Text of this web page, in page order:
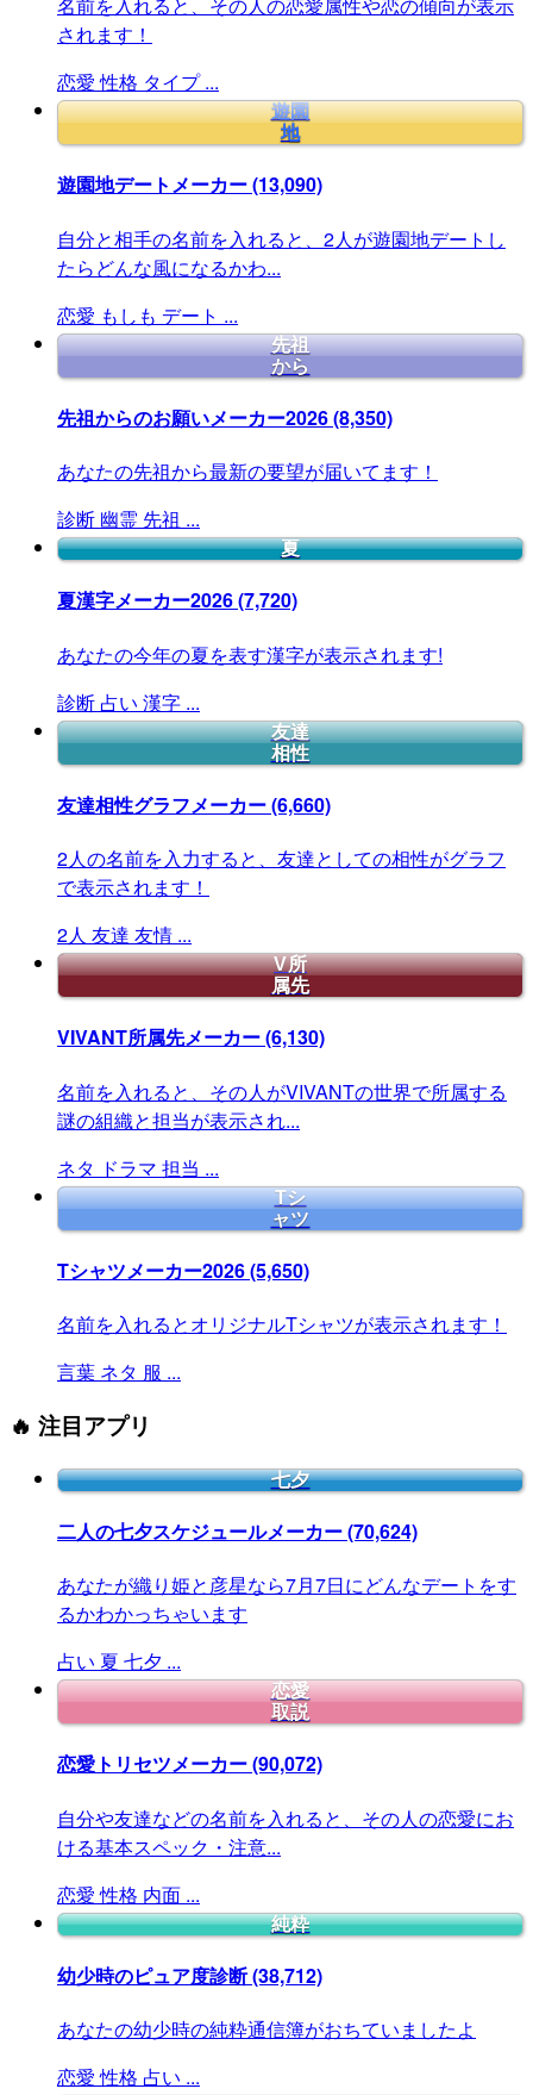
されます！
恋愛 性格 タイプ ...
遊園
地
遊園地デートメーカー(13,090)
自分と相手の名前を入れると、2人が遊園地デートし
たらどんな風になるかわ...
恋愛 もしも デート ...
先祖
から
先祖からのお願いメーカー2026(8,350)
あなたの先祖から最新の要望が届いてます！
診断 幽霊 先祖 ...
夏
夏漢字メーカー2026(7,720)
あなたの今年の夏を表す漢字が表示されます!
診断 占い 漢字 ...
友達
相性
友達相性グラフメーカー(6,660)
2人の名前を入力すると、友達としての相性がグラフ
で表示されます！
2人 友達 友情 ...
V所
属先
VIVANT所属先メーカー(6,130)
名前を入れると、その人がVIVANTの世界で所属する
謎の組織と担当が表示され...
ネタ ドラマ 担当 ...
Tシ
ャツ
Tシャツメーカー2026(5,650)
名前を入れるとオリジナルTシャツが表示されます！
言葉 ネタ 服 ...
🔥 注目アプリ
七夕
二人の七夕スケジュールメーカー(70,624)
あなたが織り姫と彦星なら7月7日にどんなデートをす
るかわかっちゃいます
占い 夏 七夕 ...
恋愛
取説
恋愛トリセツメーカー(90,072)
自分や友達などの名前を入れると、その人の恋愛にお
ける基本スペック・注意...
恋愛 性格 内面 ...
純粋
幼少時のピュア度診断(38,712)
あなたの幼少時の純粋通信簿がおちていましたよ
恋愛 性格 占い ...